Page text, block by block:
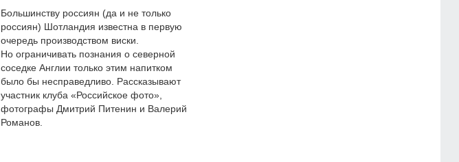
Большинству россиян (да и не только
россиян) Шотландия известна в первую
очередь производством виски.
Но ограничивать познания о северной
соседке Англии только этим напитком
было бы несправедливо. Рассказывают
участник клуба «Российское фото»,
фотографы Дмитрий Питенин и Валерий
Романов.